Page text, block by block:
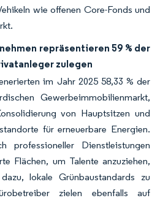
wie offenen Core-Fonds und
repräsentieren 59 % der
zulegen
im Jahr 2025 58,33 % der
Gewerbeimmobilienmarkt,
von Hauptsitzen und
für erneuerbare Energien.
professioneller Dienstleistungen
Flächen, um Talente anzuziehen,
lokale Grünbaustandards zu
zielen ebenfalls auf